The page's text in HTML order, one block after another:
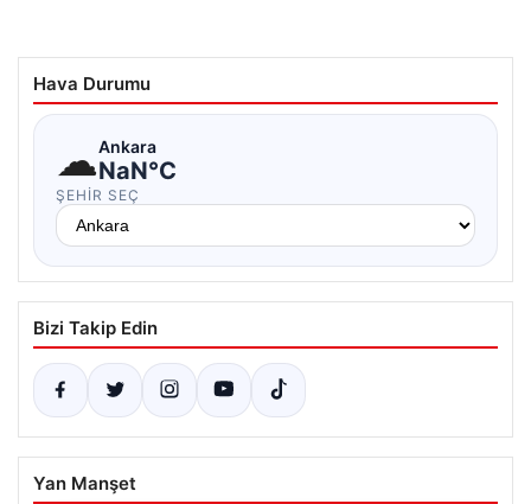
Hava Durumu
☁Ankara
NaN°C
ŞEHIR SEÇ
Bizi Takip Edin
Yan Manşet